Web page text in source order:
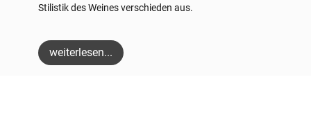
Stilistik des Weines verschieden aus.
weiterlesen...